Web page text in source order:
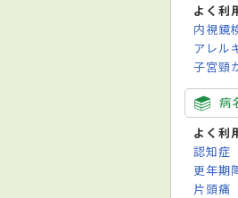
よく利
内視鏡
アレル
子宮頸
病
よく利
認知症
更年期
片頭痛